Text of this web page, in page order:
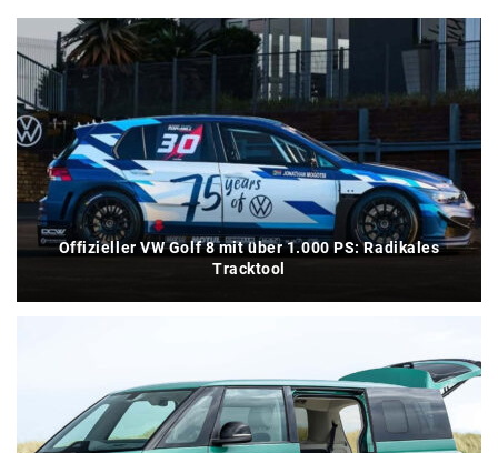
Offizieller VW Golf 8 mit über 1.000 PS: Radikales
Tracktool